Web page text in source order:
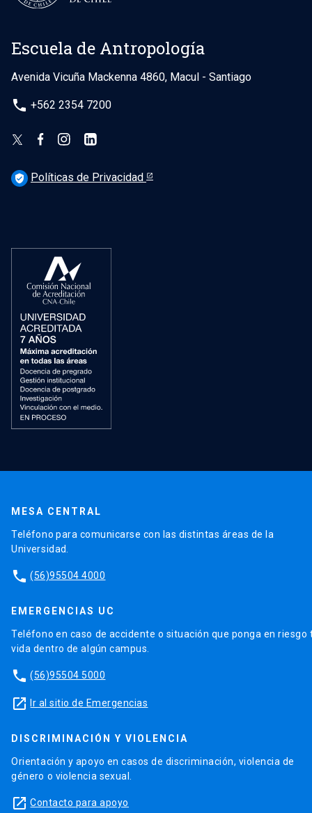
Escuela de Antropología
Avenida Vicuña Mackenna 4860, Macul - Santiago
phone +562 2354 7200
verified_user Políticas de Privacidad
MESA CENTRAL
Teléfono para comunicarse con las distintas áreas de la
Universidad.
phone (56)95504 4000
EMERGENCIAS UC
Teléfono en caso de accidente o situación que ponga en riesgo
vida dentro de algún campus.
phone (56)95504 5000
launch Ir al sitio de Emergencias
DISCRIMINACIÓN Y VIOLENCIA
Orientación y apoyo en casos de discriminación, violencia de
género o violencia sexual.
launch Contacto para apoyo